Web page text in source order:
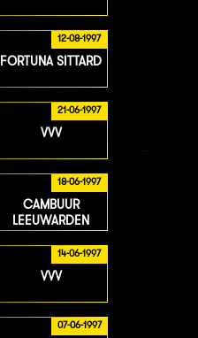
12-08-1997
FORTUNA SITTARD
21-06-1997
VVV
18-06-1997
CAMBUUR
LEEUWARDEN
14-06-1997
VVV
07-06-1997